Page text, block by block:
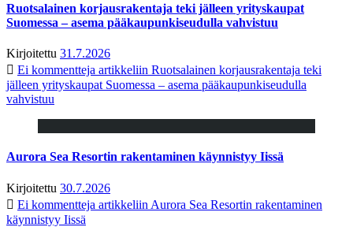
Ruotsalainen korjausrakentaja teki jälleen yrityskaupat
Suomessa – asema pääkaupunkiseudulla vahvistuu
Kirjoitettu 31.7.2026
Ei kommentteja artikkeliin Ruotsalainen korjausrakentaja teki
jälleen yrityskaupat Suomessa – asema pääkaupunkiseudulla
vahvistuu
Aurora Sea Resortin rakentaminen käynnistyy Iissä
Kirjoitettu 30.7.2026
Ei kommentteja artikkeliin Aurora Sea Resortin rakentaminen
käynnistyy Iissä